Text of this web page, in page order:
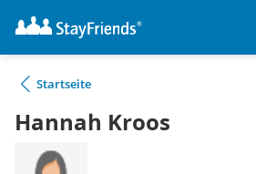
Startseite
Hannah Kroos